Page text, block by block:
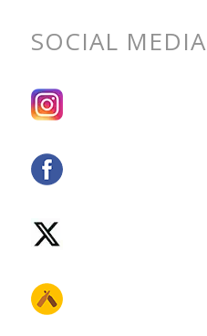
SOCIAL MEDIA